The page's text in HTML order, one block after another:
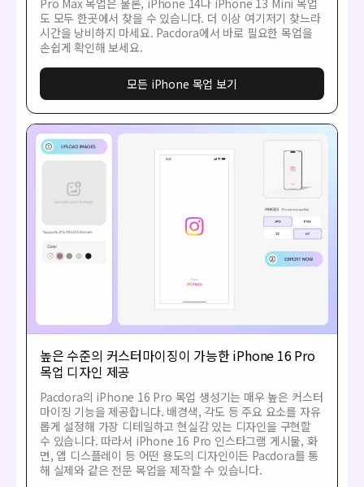
도 모두 한곳에서 찾을 수 있습니다. 더 이상 여기저기 찾느라
시간을 낭비하지 마세요. Pacdora에서 바로 필요한 목업을
손쉽게 확인해 보세요.
모든 iPhone 목업 보기
높은 수준의 커스터마이징이 가능한 iPhone 16 Pro
목업 디자인 제공
Pacdora의 iPhone 16 Pro 목업 생성기는 매우 높은 커스터
마이징 기능을 제공합니다. 배경색, 각도 등 주요 요소를 자유
롭게 설정해 가장 디테일하고 현실감 있는 디자인을 구현할
수 있습니다. 따라서 iPhone 16 Pro 인스타그램 게시물, 화
면, 앱 디스플레이 등 어떤 용도의 디자인이든 Pacdora를 통
해 실제와 같은 전문 목업을 제작할 수 있습니다.